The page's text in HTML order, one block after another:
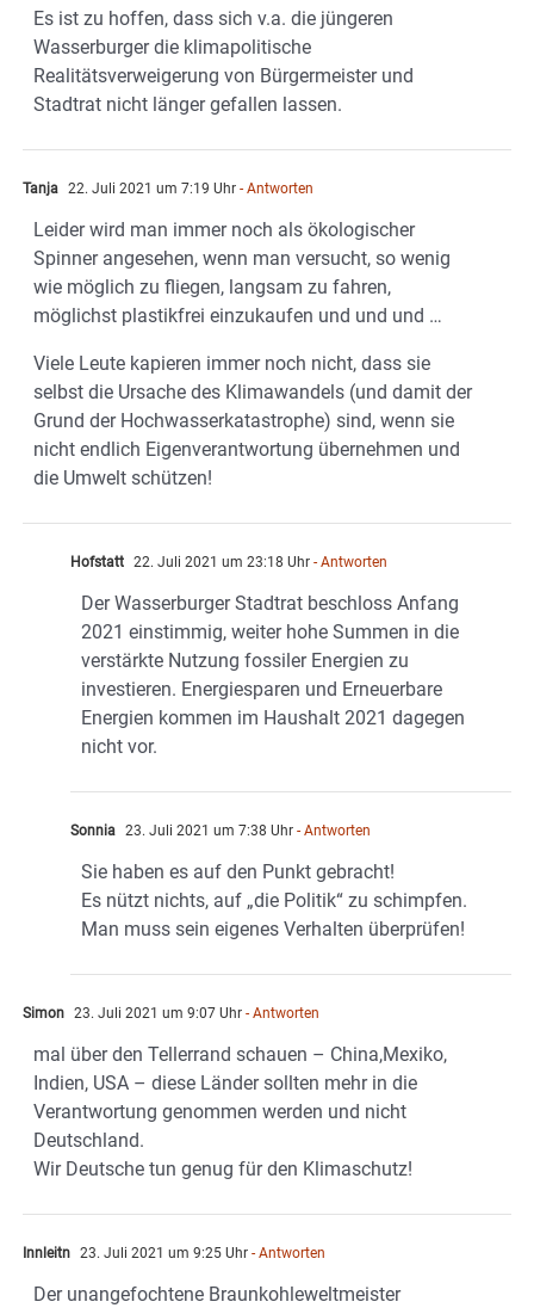
Es ist zu hoffen, dass sich v.a. die jüngeren
Wasserburger die klimapolitische
Realitätsverweigerung von Bürgermeister und
Stadtrat nicht länger gefallen lassen.
Tanja 22. Juli 2021 um 7:19 Uhr - Antworten
Leider wird man immer noch als ökologischer
Spinner angesehen, wenn man versucht, so wenig
wie möglich zu fliegen, langsam zu fahren,
möglichst plastikfrei einzukaufen und und und …
Viele Leute kapieren immer noch nicht, dass sie
selbst die Ursache des Klimawandels (und damit der
Grund der Hochwasserkatastrophe) sind, wenn sie
nicht endlich Eigenverantwortung übernehmen und
die Umwelt schützen!
Hofstatt 22. Juli 2021 um 23:18 Uhr - Antworten
Der Wasserburger Stadtrat beschloss Anfang
2021 einstimmig, weiter hohe Summen in die
verstärkte Nutzung fossiler Energien zu
investieren. Energiesparen und Erneuerbare
Energien kommen im Haushalt 2021 dagegen
nicht vor.
Sonnia 23. Juli 2021 um 7:38 Uhr - Antworten
Sie haben es auf den Punkt gebracht!
Es nützt nichts, auf „die Politik“ zu schimpfen.
Man muss sein eigenes Verhalten überprüfen!
Simon 23. Juli 2021 um 9:07 Uhr - Antworten
mal über den Tellerrand schauen – China,Mexiko,
Indien, USA – diese Länder sollten mehr in die
Verantwortung genommen werden und nicht
Deutschland.
Wir Deutsche tun genug für den Klimaschutz!
Innleitn 23. Juli 2021 um 9:25 Uhr - Antworten
Der unangefochtene Braunkohleweltmeister